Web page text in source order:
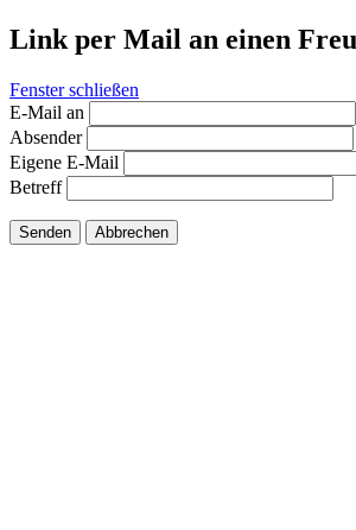
Link per Mail an einen
Fenster schließen
E-Mail an
Absender
Eigene E-Mail
Betreff
Senden Abbrechen